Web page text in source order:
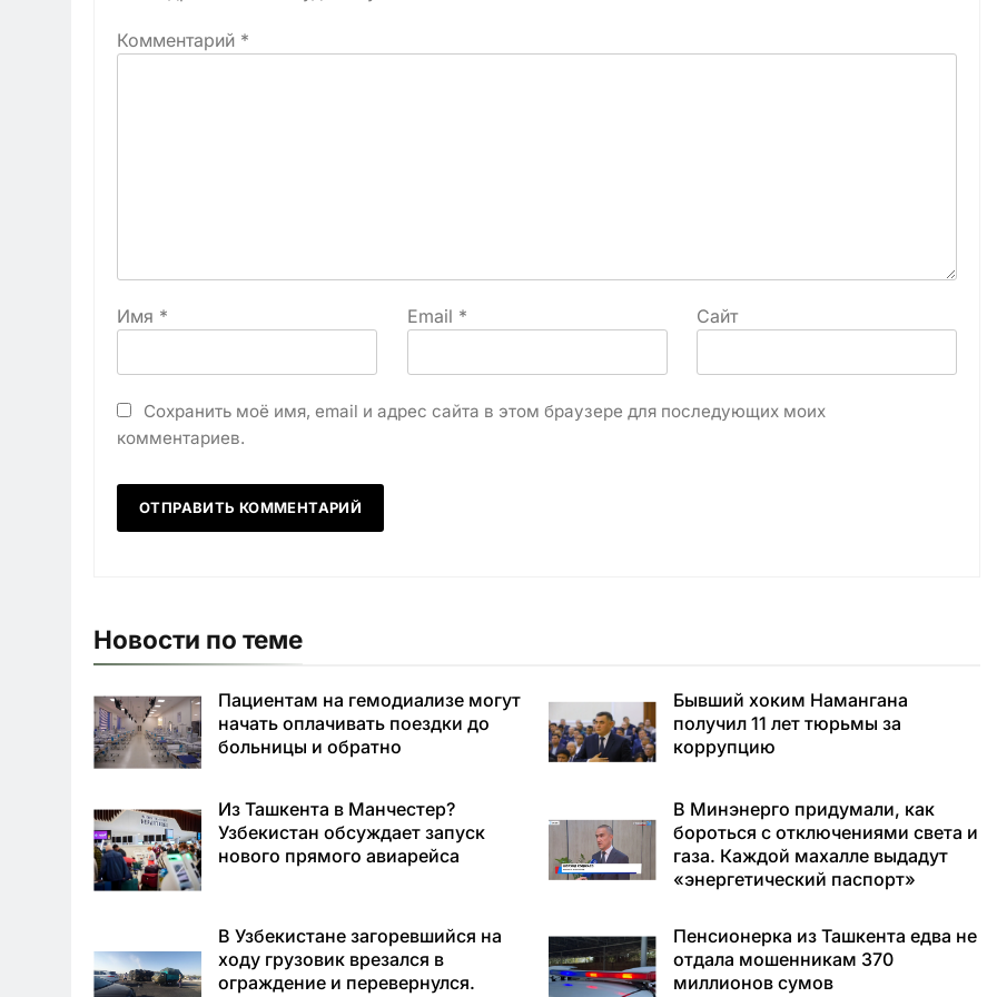
Комментарий *
Имя * Email * Сайт
Сохранить моё имя, email и адрес сайта в этом браузере для последующих моих
комментариев.
Новости по теме
Пациентам на гемодиализе могут
начать оплачивать поездки до
больницы и обратно
Бывший хоким Намангана
получил 11 лет тюрьмы за
коррупцию
Из Ташкента в Манчестер?
Узбекистан обсуждает запуск
нового прямого авиарейса
В Минэнерго придумали, как
бороться с отключениями света и
газа. Каждой махалле выдадут
«энергетический паспорт»
В Узбекистане загоревшийся на
ходу грузовик врезался в
ограждение и перевернулся.
Пенсионерка из Ташкента едва не
отдала мошенникам 370
миллионов сумов